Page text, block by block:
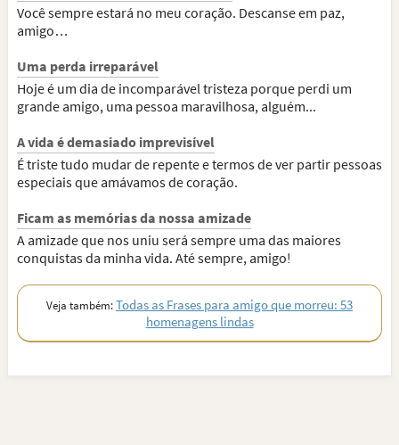
Você sempre estará no meu coração. Descanse em paz,
amigo…
Uma perda irreparável
Hoje é um dia de incomparável tristeza porque perdi um
grande amigo, uma pessoa maravilhosa, alguém...
A vida é demasiado imprevisível
É triste tudo mudar de repente e termos de ver partir pessoas
especiais que amávamos de coração.
Ficam as memórias da nossa amizade
A amizade que nos uniu será sempre uma das maiores
conquistas da minha vida. Até sempre, amigo!
Veja também:Todas as Frases para amigo que morreu: 53
homenagens lindas